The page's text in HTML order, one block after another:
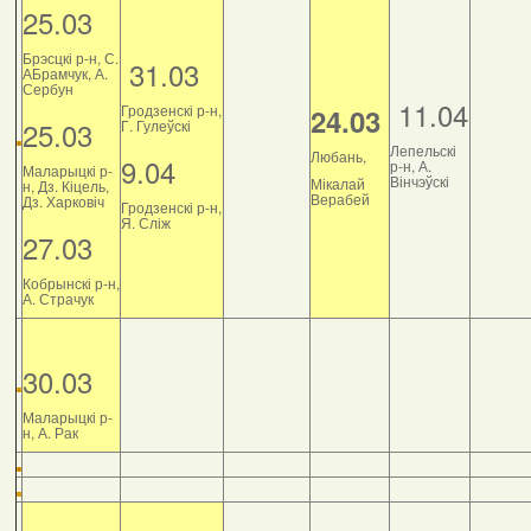
25.03
Брэсцкі р-н, С.
АБрамчук, А.
Сербун
25.03
Маларыцкі р-
н, Дз. Кіцель,
Дз. Харковіч
27.03
Кобрынскі р-н,
А. Страчук
31.03
Гродзенскі р-н,
Г. Гулеўскі
9.04
Гродзенскі р-н,
Я. Сліж
24.03
Любань,
Мікалай
Верабей
11.04
Лепельскі
р-н, А.
Вінчэўскі
30.03
Маларыцкі р-
н, А. Рак